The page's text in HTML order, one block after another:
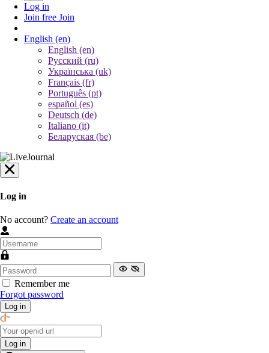
Log in
Join free Join
English (en)
English (en)
Русский (ru)
Українська (uk)
Français (fr)
Português (pt)
español (es)
Deutsch (de)
Italiano (it)
Беларуская (be)
Log in
No account? Create an account
Remember me
Forgot password
Log in
Log in